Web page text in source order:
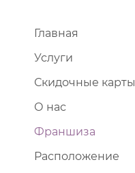
Главная
Услуги
Скидочные карты
О нас
Франшиза
Расположение